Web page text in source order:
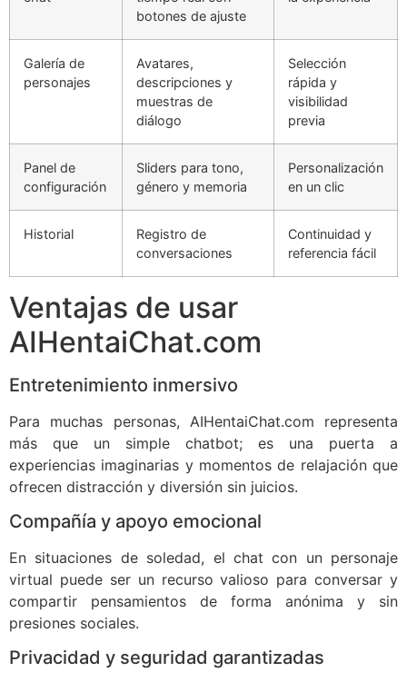
botones de ajuste
Galería de
personajes
Avatares,
descripciones y
muestras de
diálogo
Selección
rápida y
visibilidad
previa
Panel de
configuración
Sliders para tono,
género y memoria
Personalización
en un clic
Historial
Registro de
conversaciones
Continuidad y
referencia fácil
Ventajas de usar
AIHentaiChat.com
Entretenimiento inmersivo
Para muchas personas, AIHentaiChat.com representa
más que un simple chatbot; es una puerta a
experiencias imaginarias y momentos de relajación que
ofrecen distracción y diversión sin juicios.
Compañía y apoyo emocional
En situaciones de soledad, el chat con un personaje
virtual puede ser un recurso valioso para conversar y
compartir pensamientos de forma anónima y sin
presiones sociales.
Privacidad y seguridad garantizadas